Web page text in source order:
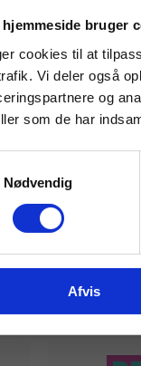
hjemmeside bruger
cookies til at
Vi deler også
og
som de har
Nødvendig
Afvis
kan
på-stx.
og find
og
får vist
moms.
privat